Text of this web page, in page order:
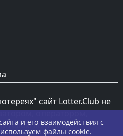
сайт Lotter.Club не
оператором,
лотерей.
и его взаимодействия с
файлы cookie.